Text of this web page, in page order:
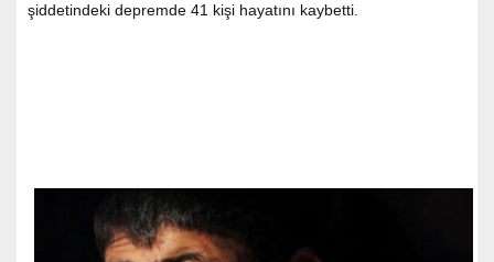
şiddetindeki depremde 41 kişi hayatını kaybetti.